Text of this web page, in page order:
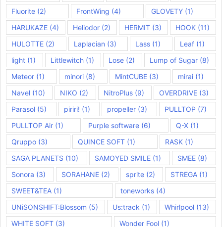
Fluorite (2) FrontWing (4) GLOVETY (1)
HARUKAZE (4) Heliodor (2) HERMIT (3) HOOK (11)
HULOTTE (2) Laplacian (3) Lass (1) Leaf(1)
light (1) Littlewitch(1) Lose (2) Lump of Sugar(8)
Meteor (1) minori(8) MintCUBE(3) mirai (1)
Navel (10) NIKO (2) NitroPlus(9) OVERDRIVE(3)
Parasol (5) piriri! (1) propeller (3) PULLTOP (7)
PULLTOP Air (1) Purple software (6) Q-X(1)
Qruppo (3) QUINCE SOFT(1) RASK (1)
SAGA PLANETS (10) SAMOYED SMILE (1) SMEE (8)
Sonora (3) SORAHANE(2) sprite(2) STREGA (1)
SWEET&TEA (1) toneworks(4)
UNiSONSHIFT:Blossom (5) Us:track (1) Whirlpool (13)
WHITE SOFT (3) Wonder Fool(1)